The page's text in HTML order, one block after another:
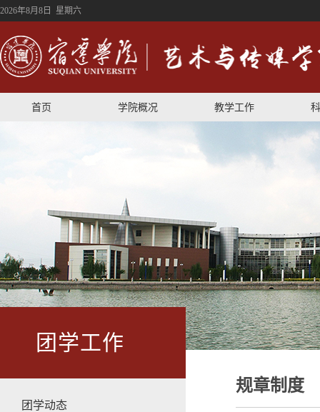
2026年8月8日 星期六
首页 学院概况 教学工作
团学工作
团学动态
规章制度